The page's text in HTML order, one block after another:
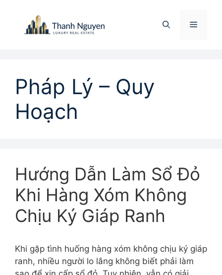
Menu
Pháp Lý – Quy
Hoạch
Hướng Dẫn Làm Sổ Đỏ
Khi Hàng Xóm Không
Chịu Ký Giáp Ranh
Khi gặp tình huống hàng xóm không chịu ký giáp
ranh, nhiều người lo lắng không biết phải làm